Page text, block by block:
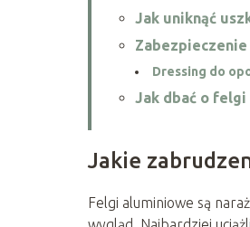
Jak uniknąć
Dressing do
Jak dbać o felgi
Jakie
Felgi aluminiowe są